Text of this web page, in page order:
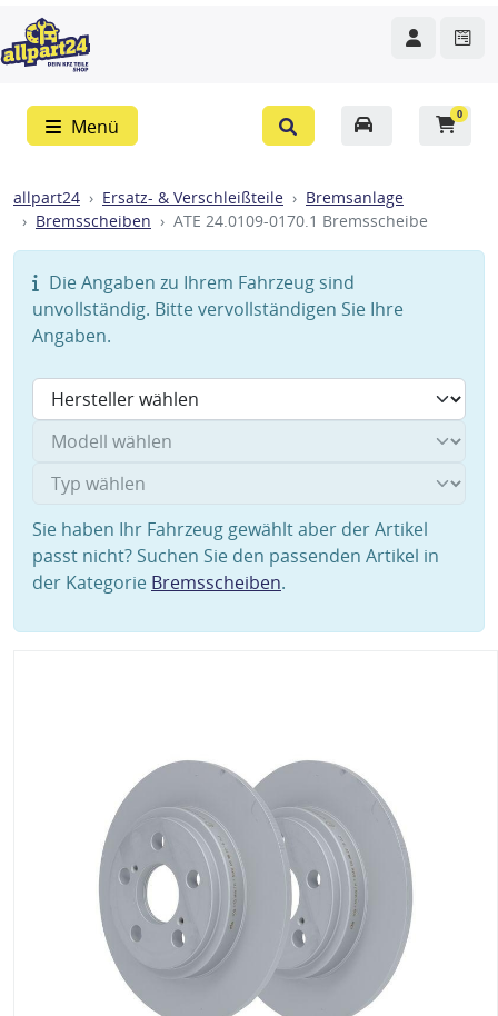
Menü
0
allpart24 Ersatz- & Verschleißteile
Bremsanlage
Bremsscheiben
ATE 24.0109-0170.1 Bremsscheibe
Die Angaben zu Ihrem Fahrzeug sind
unvollständig. Bitte vervollständigen Sie Ihre
Angaben.
Sie haben Ihr Fahrzeug gewählt aber der Artikel
passt nicht? Suchen Sie den passenden Artikel in
der Kategorie Bremsscheiben.